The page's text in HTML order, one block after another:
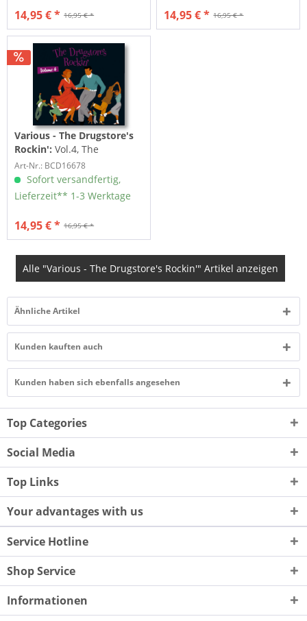
16,95 € *
14,95 € * 16,95 € *
14,95 € *
Various - The Drugstore's
Rockin': Vol.4, The
Drugstore's Rockin' (CD)
Art-Nr.: BCD16678
Sofort versandfertig,
Lieferzeit** 1-3 Werktage
16,95 € *
14,95 € *
Alle "Various - The Drugstore's Rockin'" Artikel anzeigen
Ähnliche Artikel
Kunden kauften auch
Kunden haben sich ebenfalls angesehen
Top Categories
Social Media
Top Links
Your advantages with us
Service Hotline
Shop Service
Informationen